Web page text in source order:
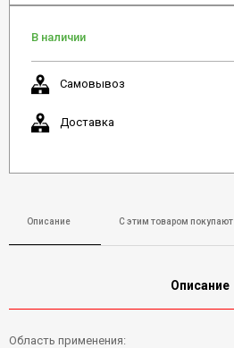
В наличии
Самовывоз
Доставка
Описание С этим товаром покупают
Описание
Область применения: